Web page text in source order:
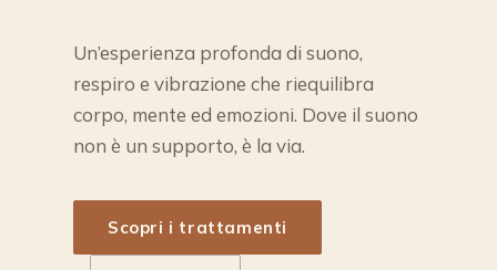
Un’esperienza profonda di suono,
respiro e vibrazione che riequilibra
corpo, mente ed emozioni. Dove il suono
non è un supporto, è la via.
Scopri i trattamenti